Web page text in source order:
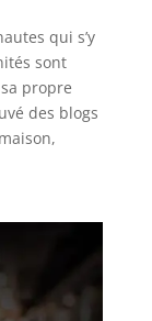
qui s’y
sont
propre
des blogs